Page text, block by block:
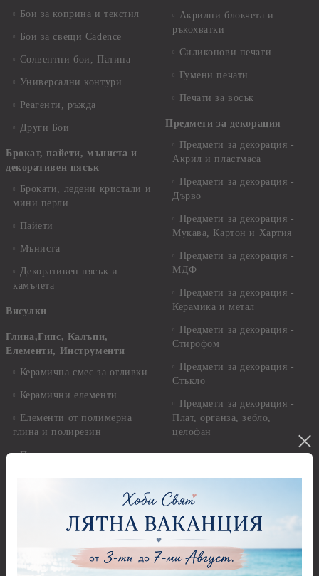
Бои за коприна и текстил
Бои за свещи Cadence
Солвентни бои, Патина
Универсални контури
Реагенти, ръжда
Други Бои
Брокат, пайети, мъниста и
декоративен пясък
Брокати, ледени кристали и
мини перли
Пайети
Мъниста
Декоративен пясък и
камъчета
Висулки
Глина,Гипс, Калъпи,
Елементи, Инструменти
Керамична смес за отливки
Керамични елементи
Елементи от полимерна
глина и полирезин
Пластични елементи
Инструменти за моделиране
Самосъхнеща глина
Полимерна Глина
Акрилни блокчета и
ръкохватки
Силиконови печати
Гумени печати
Печати за восък
Предмети за декорация
Предмети за декорация -
Акрил и пластмаса
Предмети за декорация -
Дърво
Предмети за декорация -
Мукава, Картон и Хартия
Предмети за декорация -
МДФ
Предмети за декорация -
Керамика и метал
Предмети за декорация -
Стирофом
Предмети за декорация -
Стъкло
Предмети за декорация -
Плат, органза, зебло,
целофан
Перфоратори до 2,50 см
Перфоратори 2,50 см
Перфоратори над 2,50 см
Бордюрни пънчове
Ъглови перфоратори